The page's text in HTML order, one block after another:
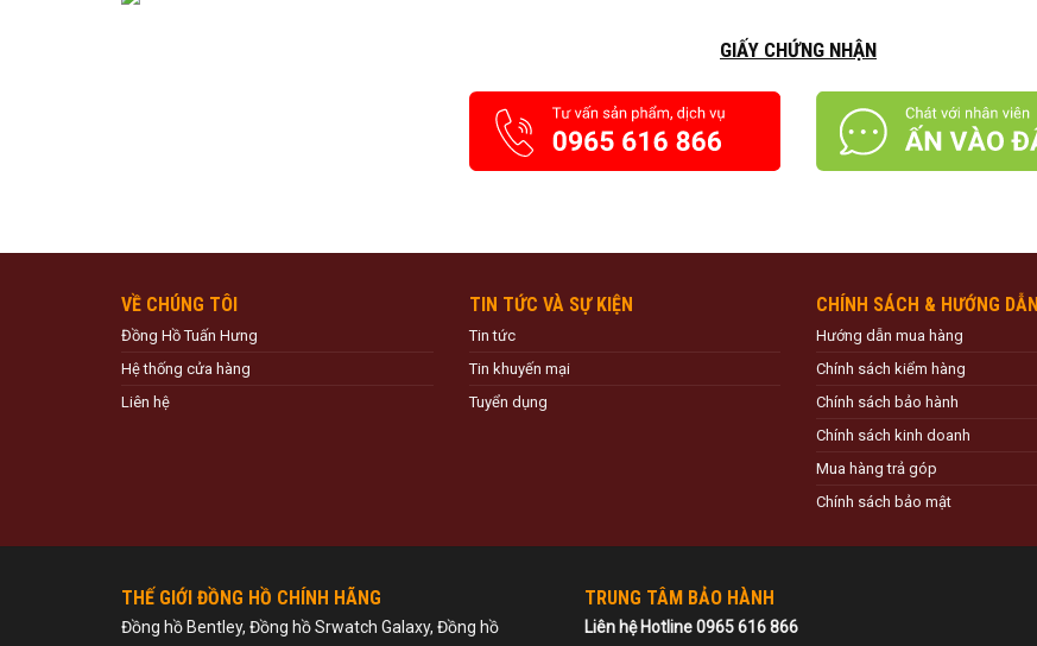
GIẤY CHỨNG NHẬN
VỀ CHÚNG TÔI
Đồng Hồ Tuấn Hưng
Hệ thống cửa hàng
Liên hệ
TIN TỨC VÀ SỰ KIỆN
Tin tức
Tin khuyến mại
Tuyển dụng
CHÍNH SÁCH & HƯỚNG DẪN
Hướng dẫn mua hàng
Chính sách kiểm hàng
Chính sách bảo hành
Chính sách kinh doanh
Mua hàng trả góp
Chính sách bảo mật
THẾ GIỚI ĐỒNG HỒ CHÍNH HÃNG
Đồng hồ Bentley, Đồng hồ Srwatch Galaxy, Đồng hồ
TRUNG TÂM BẢO HÀNH
Liên hệ Hotline 0965 616 866